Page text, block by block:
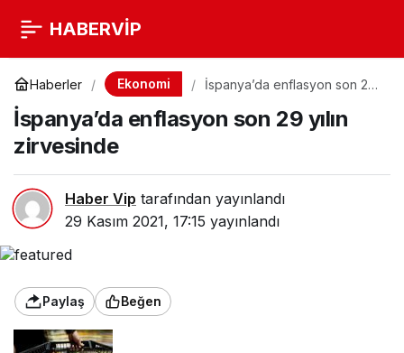
HABERVİP
Haberler Ekonomi
İspanya’da enflasyon son 29
İspanya’da enflasyon son 29 yılın
zirvesinde
Haber Vip tarafından yayınlandı
29 Kasım 2021, 17:15 yayınlandı
Paylaş Beğen